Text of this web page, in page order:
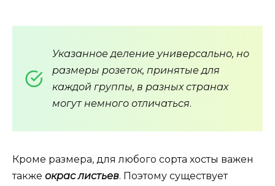
Указанное деление универсально, но
размеры розеток, принятые для
каждой группы, в разных странах
могут немного отличаться.
Кроме размера, для любого сорта хосты важен
также окрас листьев. Поэтому существует